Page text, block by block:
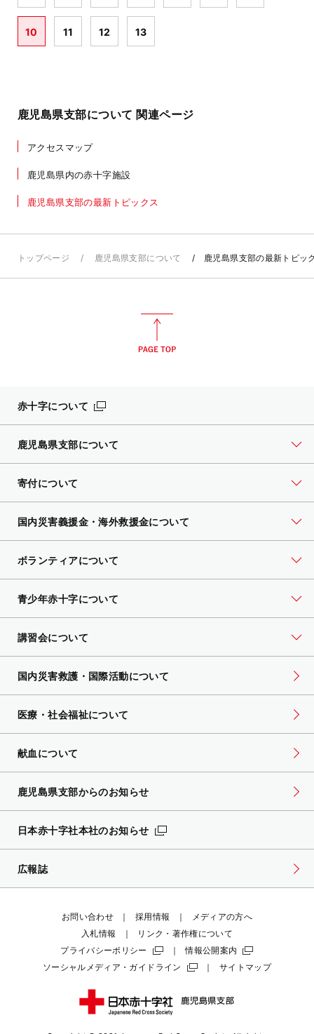
10 11 12 13
鹿児島県支部について 関連ページ
アクセスマップ
鹿児島県内の赤十字施設
鹿児島県支部の最新トピックス
トップページ 鹿児島県支部について 鹿児島県支部の最新トピッ
赤十字について
鹿児島県支部について
寄付について
国内災害義援金・海外救援金について
ボランティアについて
青少年赤十字について
講習会について
国内災害救護・国際活動について
医療・社会福祉について
献血について
鹿児島県支部からのお知らせ
日本赤十字社本社のお知らせ
広報誌
お問い合わせ 採用情報
メディアの方へ
入札情報
リンク・著作権について
プライバシーポリシー
情報公開案内
ソーシャルメディア・ガイドライン
サイトマップ